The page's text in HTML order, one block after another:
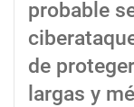
probable
de
largas y